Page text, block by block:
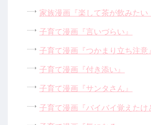
家族漫画『楽して茶が飲みた
子育て漫画『言いづらい』
子育て漫画『つかまり立ち注意
子育て漫画『付き添い』
子育て漫画『サンタさん』
子育て漫画『バイバイ覚えたけ